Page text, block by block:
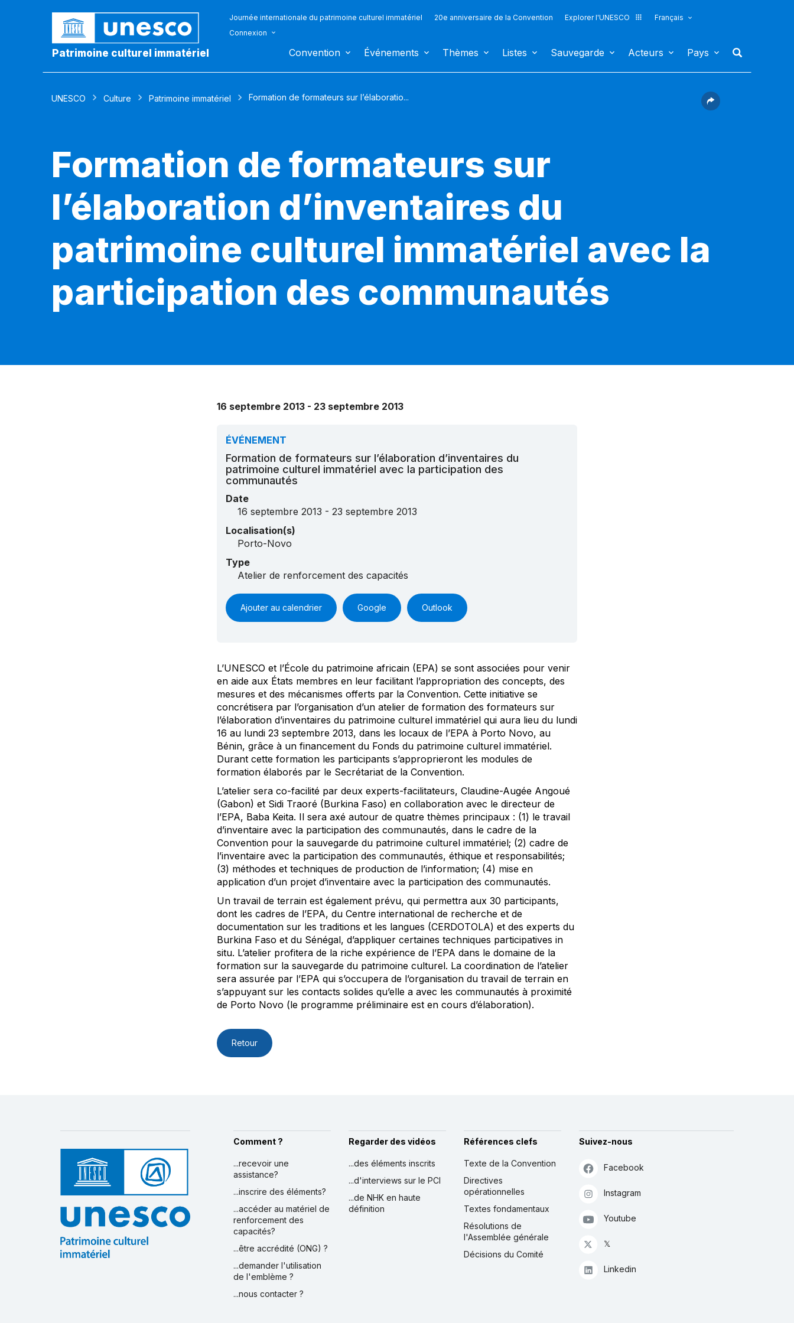
Patrimoine culturel immatériel
Journée internationale du patrimoine culturel immatériel 20e anniversaire de la Convention Explorer l'UNESCO
Français
Connexion
Convention Événements Thèmes Listes Sauvegarde Acteurs Pays
UNESCO Culture Patrimoine immatériel Formation de formateurs sur l’élaboratio...
Formation de formateurs sur
l’élaboration d’inventaires du
patrimoine culturel immatériel avec la
participation des communautés
16 septembre 2013 - 23 septembre 2013
ÉVÉNEMENT
Formation de formateurs sur l’élaboration d’inventaires du
patrimoine culturel immatériel avec la participation des
communautés
Date
16 septembre 2013 - 23 septembre 2013
Localisation(s)
Porto-Novo
Type
Atelier de renforcement des capacités
Ajouter au calendrier Google Outlook
L’UNESCO et l’École du patrimoine africain (EPA) se sont associées pour venir
en aide aux États membres en leur facilitant l’appropriation des concepts, des
mesures et des mécanismes offerts par la Convention. Cette initiative se
concrétisera par l’organisation d’un atelier de formation des formateurs sur
l’élaboration d’inventaires du patrimoine culturel immatériel qui aura lieu du lundi
16 au lundi 23 septembre 2013, dans les locaux de l’EPA à Porto Novo, au
Bénin, grâce à un financement du Fonds du patrimoine culturel immatériel.
Durant cette formation les participants s’approprieront les modules de
formation élaborés par le Secrétariat de la Convention.
L’atelier sera co-facilité par deux experts-facilitateurs, Claudine-Augée Angoué
(Gabon) et Sidi Traoré (Burkina Faso) en collaboration avec le directeur de
l’EPA, Baba Keita. Il sera axé autour de quatre thèmes principaux : (1) le travail
d’inventaire avec la participation des communautés, dans le cadre de la
Convention pour la sauvegarde du patrimoine culturel immatériel; (2) cadre de
l’inventaire avec la participation des communautés, éthique et responsabilités;
(3) méthodes et techniques de production de l’information; (4) mise en
application d’un projet d’inventaire avec la participation des communautés.
Un travail de terrain est également prévu, qui permettra aux 30 participants,
dont les cadres de l’EPA, du Centre international de recherche et de
documentation sur les traditions et les langues (CERDOTOLA) et des experts du
Burkina Faso et du Sénégal, d’appliquer certaines techniques participatives in
situ. L’atelier profitera de la riche expérience de l’EPA dans le domaine de la
formation sur la sauvegarde du patrimoine culturel. La coordination de l’atelier
sera assurée par l’EPA qui s’occupera de l’organisation du travail de terrain en
s’appuyant sur les contacts solides qu’elle a avec les communautés à proximité
de Porto Novo (le programme préliminaire est en cours d’élaboration).
Retour
Comment ?
...recevoir une
assistance?
...inscrire des éléments?
...accéder au matériel de
renforcement des
capacités?
...être accrédité (ONG) ?
...demander l'utilisation
de l'emblème ?
...nous contacter ?
Regarder des vidéos
...des éléments inscrits
...d'interviews sur le PCI
...de NHK en haute
définition
Références clefs
Texte de la Convention
Directives
opérationnelles
Textes fondamentaux
Résolutions de
l'Assemblée générale
Décisions du Comité
Suivez-nous
Facebook
Instagram
Youtube
𝕏
Linkedin